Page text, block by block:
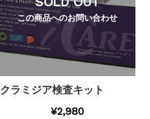
この商品へのお問い合わせ
クラミジア検査キット
¥2,980